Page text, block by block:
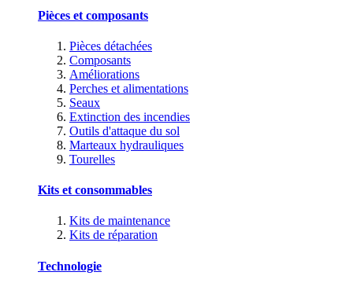
Pièces et composants
Pièces détachées
Composants
Améliorations
Perches et alimentations
Seaux
Extinction des incendies
Outils d'attaque du sol
Marteaux hydrauliques
Tourelles
Kits et consommables
Kits de maintenance
Kits de réparation
Technologie